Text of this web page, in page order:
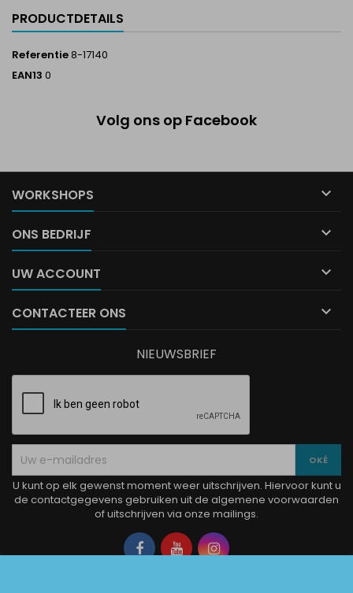
PRODUCTDETAILS
Referentie8-17140
EAN13 0
Volg ons op Facebook
WORKSHOPS 
ONS BEDRIJF 
UW ACCOUNT 
CONTACTEER ONS 
NIEUWSBRIEF
U kunt op elk gewenst moment weer uitschrijven. Hiervoor kunt u
de contactgegevens gebruiken uit de algemene voorwaarden
of uitschrijven via onze mailings.
Facebook
YouTubeInstagram